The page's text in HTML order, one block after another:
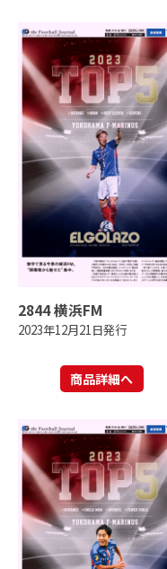
2844 横浜FM
2023年12月21日発行
商品詳細へ